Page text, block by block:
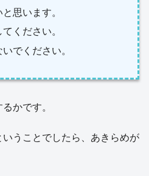
思います。
ください。
でください。
かです。
うことでしたら、あきらめが